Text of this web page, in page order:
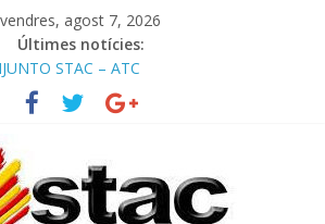
agost 7, 2026
Últimes notícies:
STAC – ATC
de la reunión con los Mossos d
de Barcelona.
LIBRE 29.07.2026 en COOLTURA FM.
TAULA TÈCNICA PARA MEJORAR LA
EN EL PUERTO DE BARCELONA.